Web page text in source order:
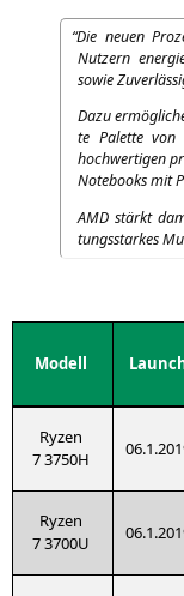
“Die neu­en
Nut­zern
sowie
Dazu
te Palet­te von
hoch­wer­ti­gen
Note­books mit
AMD stärkt
tungs­star­kes
Modell
Ryzen
73750H
Ryzen
73700U